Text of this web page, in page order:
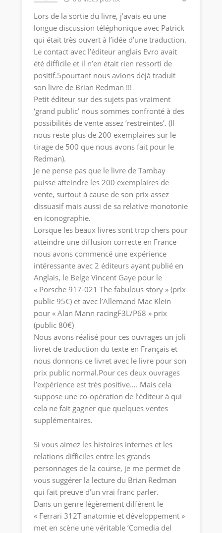
Lors de la sortie du livre, j’avais eu une
longue discussion téléphonique avec Patrick
qui était très ouvert à l’idée d’une traduction.
Le contact avec l’éditeur anglais Evro avait
été difficile et il n’en était rien ressorti de
positif.5pourtant nous avions déjà traduit
son livre de Brian Redman !!!
Petit éditeur sur des sujets pas vraiment
‘grand public’ nous sommes confronté à des
possibilités de vente assez ‘restreintes’. (Il
nous reste plus de 200 exemplaires sur le
tirage de 500 que nous avons fait pour le
Redman).
Je ne pense pas que le livre de Tambay
puisse atteindre les 200 exemplaires de
vente, surtout à cause de son prix assez
dissuasif mais aussi de sa relative monotonie
en iconographie.
Lorsque les beaux livres sont trop chers pour
atteindre une diffusion correcte en France
nous avons commencé une expérience
intéressante avec 2 éditeurs ayant publié en
Anglais, le Belge Vincent Gaye pour le
« Porsche 917-021 The fabulous story » (prix
public 95€) et avec l’Allemand Mac Klein
pour « Alan Mann racingF3L/P68 » prix
(public 80€)
Nous avons réalisé pour ces ouvrages un joli
livret de traduction du texte en Français et
nous donnons ce livret avec le livre pour son
prix public normal.Pour ces deux ouvrages
l’expérience est très positive…. Mais cela
suppose une co-opération de l’éditeur à qui
cela ne fait gagner que quelques ventes
supplémentaires.
Si vous aimez les histoires internes et les
relations difficiles entre les grands
personnages de la course, je me permet de
vous suggérer la lecture du Brian Redman
qui fait preuve d’un vrai franc parler.
Dans un genre légèrement différent le
« Ferrari 312T anatomie et développement »
met en scène une véritable ‘Comedia del